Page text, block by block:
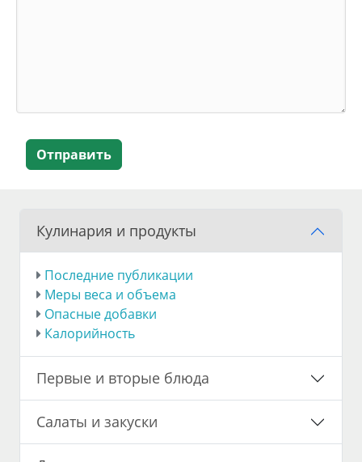
Отправить
Кулинария и продукты
Последние публикации
Меры веса и объема
Опасные добавки
Калорийность
Первые и вторые блюда
Салаты и закуски